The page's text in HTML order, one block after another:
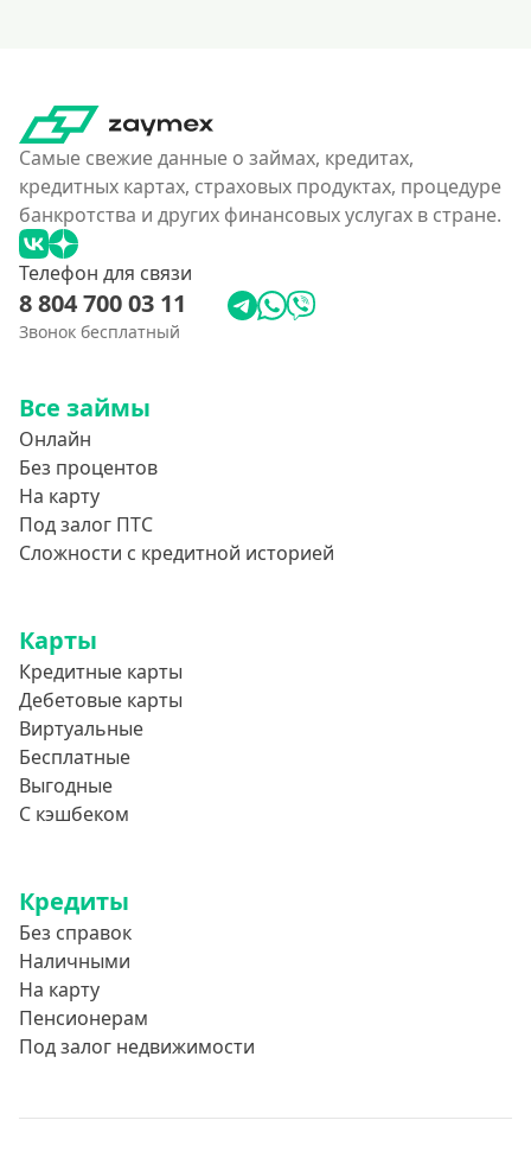
Самые свежие данные о займах, кредитах,
кредитных картах, страховых продуктах, процедуре
банкротства и других финансовых услугах в стране.
Телефон для связи
8 804 700 03 11
Звонок бесплатный
Все займы
Онлайн
Без процентов
На карту
Под залог ПТС
Сложности с кредитной историей
Карты
Кредитные карты
Дебетовые карты
Виртуальные
Бесплатные
Выгодные
С кэшбеком
Кредиты
Без справок
Наличными
На карту
Пенсионерам
Под залог недвижимости